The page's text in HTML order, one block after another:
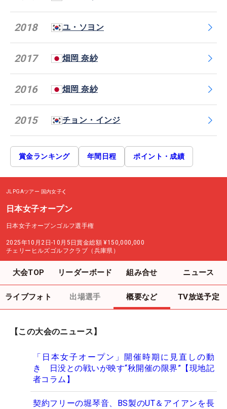
2018 ユ・ソヨン
2017 畑岡 奈紗
2016 畑岡 奈紗
2015 チョン・インジ
賞金ランキング 年間日程 ポイント・成績
JLPGAツアー 国内女子
日本女子オープン
日本女子オープンゴルフ選手権
2025年10月2日-10月5日賞金総額 ¥150,000,000
チェリーヒルズゴルフクラブ（兵庫県）
大会TOP リーダーボード 組み合せ ニュース
ライブフォト 出場選手 概要など TV放送予定
【この大会のニュース】
「日本女子オープン」開催時期に見直しの動
き 日没との戦いが映す“秋開催の限界”【現地記
者コラム】
契約フリーの堀琴音、BS製のUT＆アイアンを長